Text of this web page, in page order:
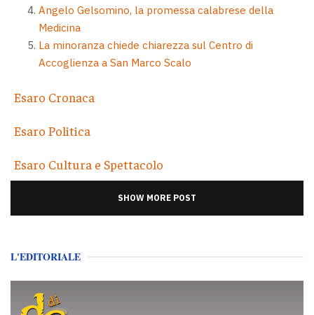
Angelo Gelsomino, la promessa calabrese della
Medicina
La minoranza chiede chiarezza sul Centro di
Accoglienza a San Marco Scalo
Esaro Cronaca
Esaro Politica
Esaro Cultura e Spettacolo
SHOW MORE POST
L'EDITORIALE